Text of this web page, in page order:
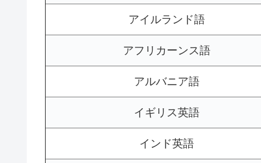
アイルランド語
アフリカーンス語
アルバニア語
イギリス英語
インド英語